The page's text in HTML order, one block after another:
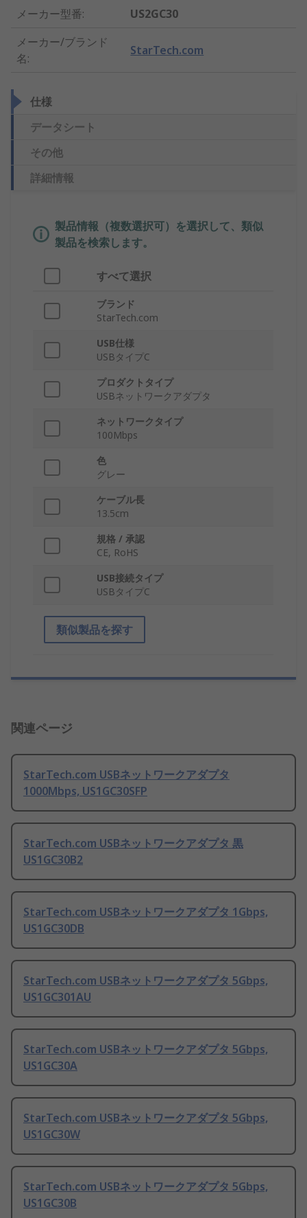
メーカー型番:
US2GC30
メーカー/ブランド
名:
StarTech.com
仕様
データシート
その他
詳細情報
製品情報（複数選択可）を選択して、類似
製品を検索します。
すべて選択
ブランド
StarTech.com
USB仕様
USBタイプC
プロダクトタイプ
USBネットワークアダプタ
ネットワークタイプ
100Mbps
色
グレー
ケーブル長
13.5cm
規格 / 承認
CE, RoHS
USB接続タイプ
USBタイプC
類似製品を探す
関連ページ
StarTech.com USBネットワークアダプタ
1000Mbps, US1GC30SFP
StarTech.com USBネットワークアダプタ 黒
US1GC30B2
StarTech.com USBネットワークアダプタ 1Gbps,
US1GC30DB
StarTech.com USBネットワークアダプタ 5Gbps,
US1GC301AU
StarTech.com USBネットワークアダプタ 5Gbps,
US1GC30A
StarTech.com USBネットワークアダプタ 5Gbps,
US1GC30W
StarTech.com USBネットワークアダプタ 5Gbps,
US1GC30B